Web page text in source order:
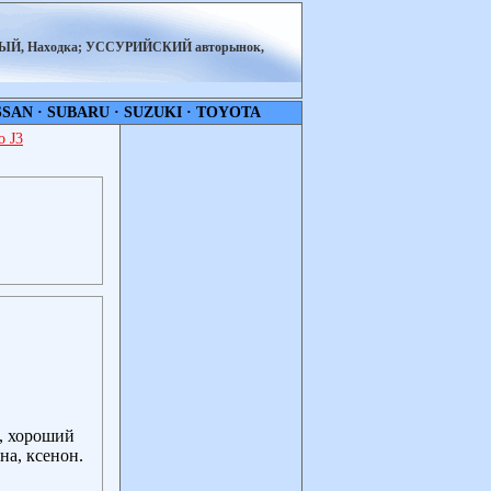
Находка; УССУРИЙСКИЙ авторынок,
· SUBARU· SUZUKI· TOYOTA
J3
хороший
ксенон.